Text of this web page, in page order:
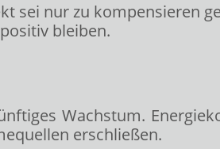
sei nur zu kompensieren
bleiben.
Wachstum.
erschließen.